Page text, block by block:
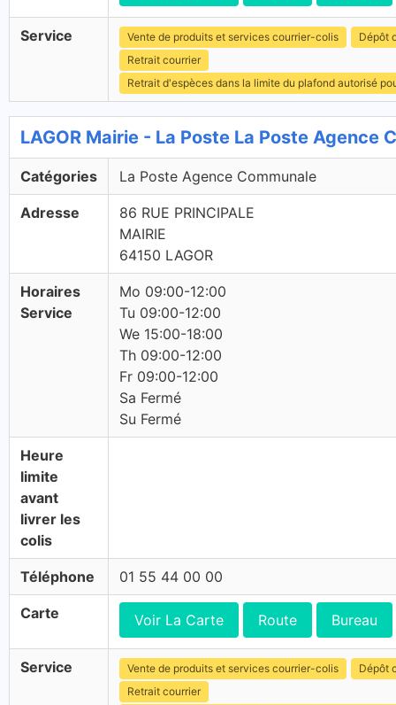
Service Vente de produits et services courrier-colis
Dépôt
Retrait courrier
Retrait d'espèces dans la limite du plafond autorisé
LAGOR Mairie - La Poste La Poste Agence
Catégories La Poste Agence Communale
Adresse
86 RUE PRINCIPALE
MAIRIE
64150 LAGOR
Horaires
Service
Mo 09:00-12:00
Tu 09:00-12:00
We 15:00-18:00
Th 09:00-12:00
Fr 09:00-12:00
Sa Fermé
Su Fermé
Heure
limite
avant
livrer les
colis
Téléphone 01 55 44 00 00
Carte Voir La Carte Route Bureau
Service Vente de produits et services courrier-colis
Dépôt
Retrait courrier